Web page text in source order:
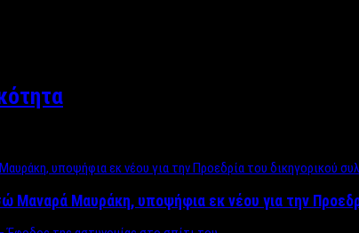
Μαναρά Μαυράκη, υποψήφια εκ νέου για την